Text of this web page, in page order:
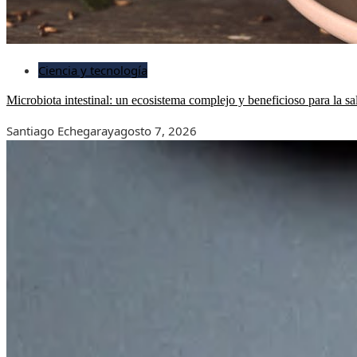
Ciencia y tecnología
Microbiota intestinal: un ecosistema complejo y beneficioso para la
Santiago Echegarayagosto 7, 2026